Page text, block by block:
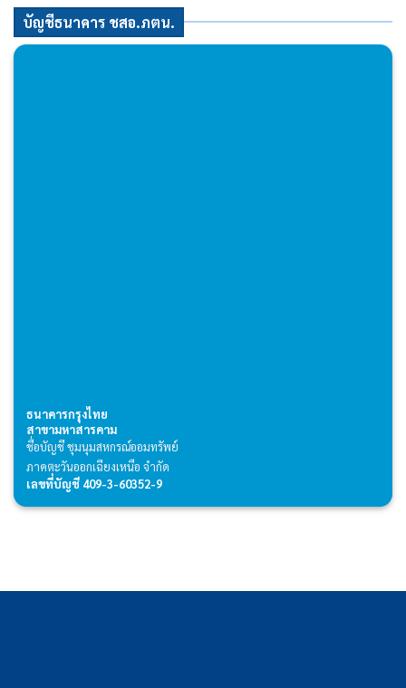
บัญชีธนาคาร ชสอ.ภตน.
ธนาคารกรุงไทย
สาขามหาสารคาม
ชื่อบัญชี ชุมนุมสหกรณ์ออมทรัพย์
ภาคตะวันออกเฉียงเหนือ จำกัด
เลขที่บัญชี 409-3-60352-9